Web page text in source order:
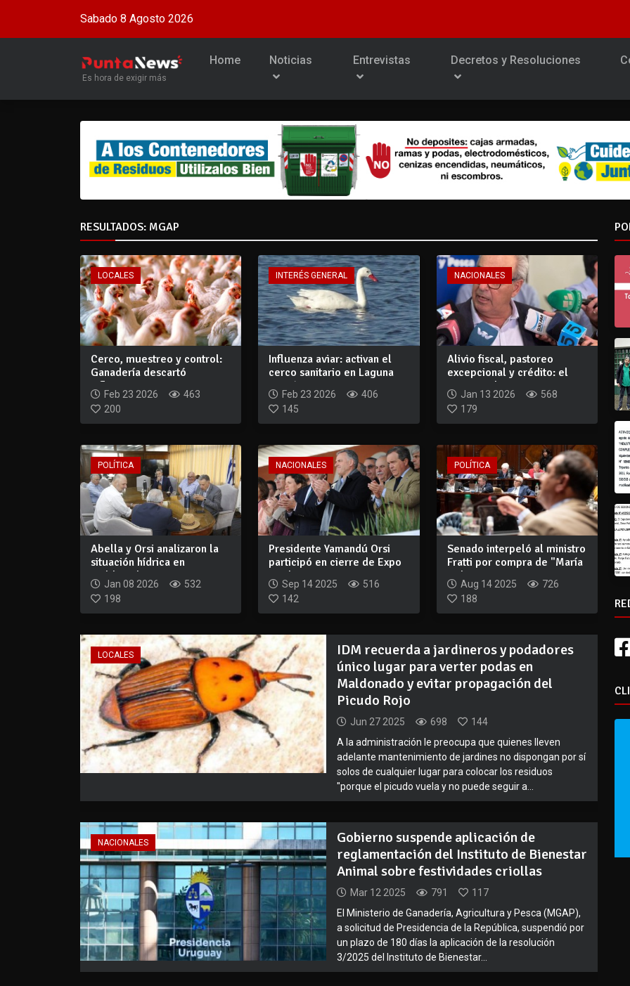
Sabado 8 Agosto 2026
Es hora de exigir más
Home Noticias Entrevistas Decretos y Resoluciones
RESULTADOS: MGAP
LOCALES
Cerco, muestreo y control:
Ganadería descartó
influenza avia...
Feb 23 2026
463
200
INTERÉS GENERAL
Influenza aviar: activan el
cerco sanitario en Laguna
Garzón
Feb 23 2026
406
145
NACIONALES
Alivio fiscal, pastoreo
excepcional y crédito: el
paquete de...
Jan 13 2026
568
179
POLÍTICA
Abella y Orsi analizaron la
situación hídrica en
Maldonado y...
Jan 08 2026
532
198
NACIONALES
Presidente Yamandú Orsi
participó en cierre de Expo
Prado 20...
Sep 14 2025
516
142
POLÍTICA
Senado interpeló al ministro
Fratti por compra de "María
Dol...
Aug 14 2025
726
188
LOCALES
IDM recuerda a jardineros y podadores
único lugar para verter podas en
Maldonado y evitar propagación del
Picudo Rojo
Jun 27 2025 698
144
A la administración le preocupa que quienes lleven
adelante mantenimiento de jardines no dispongan por sí
solos de cualquier lugar para colocar los residuos
"porque el picudo vuela y no puede seguir a...
NACIONALES
Gobierno suspende aplicación de
reglamentación del Instituto de Bienestar
Animal sobre festividades criollas
Mar 12 2025 791
117
El Ministerio de Ganadería, Agricultura y Pesca (MGAP),
a solicitud de Presidencia de la República, suspendió por
un plazo de 180 días la aplicación de la resolución
3/2025 del Instituto de Bienestar...